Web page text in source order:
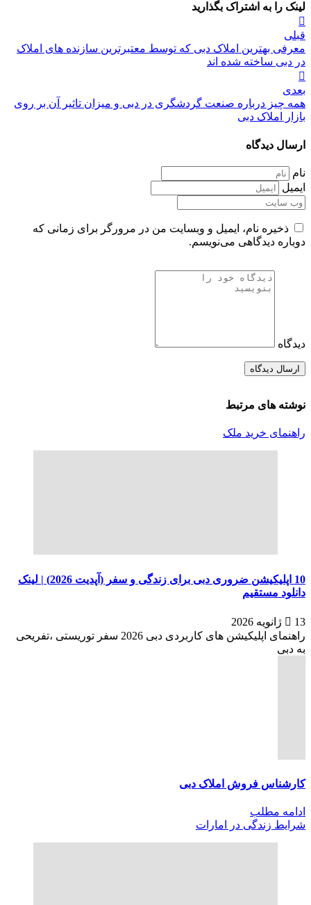
لینک را به اشتراک بگذارید
راهبری
نوشته
قبلی
معرفی بهترین املاک دبی که توسط معتبرترین سازنده های املاک
در دبی ساخته شده اند
بعدی
همه چیز درباره صنعت گردشگری در دبی و میزان تاثیر آن بر روی
بازار املاک دبی
ارسال دیدگاه
نام
ایمیل
ذخیره نام، ایمیل و وبسایت من در مرورگر برای زمانی که
دوباره دیدگاهی می‌نویسم.
دیدگاه
نوشته های مرتبط
راهنمای خرید ملک
10 اپلیکیشن ضروری دبی برای زندگی و سفر (آپدیت 2026) | لینک
دانلود مستقیم
13 ژانویه 2026
راهنمای اپلیکیشن های کاربردی دبی 2026 سفر توریستی ،تفریحی
به دبی
کارشناس فروش املاک دبی
ادامه مطلب
شرایط زندگی در امارات